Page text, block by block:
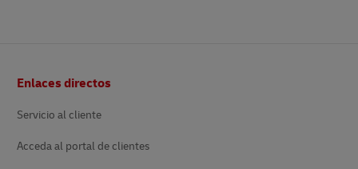
de
Enlaces directos
Servicio al cliente
Acceda al portal de clientes